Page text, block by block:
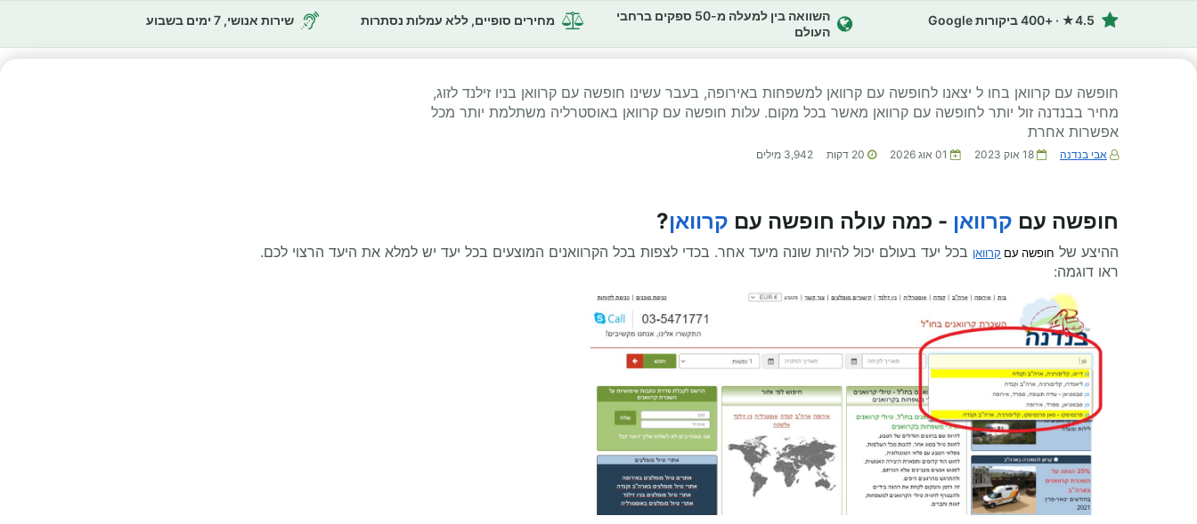
4.5★ · +400 ביקורות Google
השוואה בין למעלה מ-50 ספקים ברחבי
העולם
מחירים סופיים, ללא עמלות נסתרות שירות אנושי, 7 ימים בשבוע
חופשה עם קרוואן בחו ל יצאנו לחופשה עם קרוואן למשפחות באירופה, בעבר עשינו חופשה עם קרוואן בניו זילנד לזוג,
מחיר בבנדנה זול יותר לחופשה עם קרוואן מאשר בכל מקום. עלות חופשה עם קרוואן באוסטרליה משתלמת יותר מכל
אפשרות אחרת
אבי בנדנה 18 אוק 2023 01 אוג 2026 20 דקות 3,942 מילים
חופשה עם קרוואן - כמה עולה חופשה עם קרוואן?
ההיצע של חופשה עם קרוואן בכל יעד בעולם יכול להיות שונה מיעד אחר. בכדי לצפות בכל הקרוואנים המוצעים בכל יעד יש למלא את היעד הרצוי לכם.
ראו דוגמה: